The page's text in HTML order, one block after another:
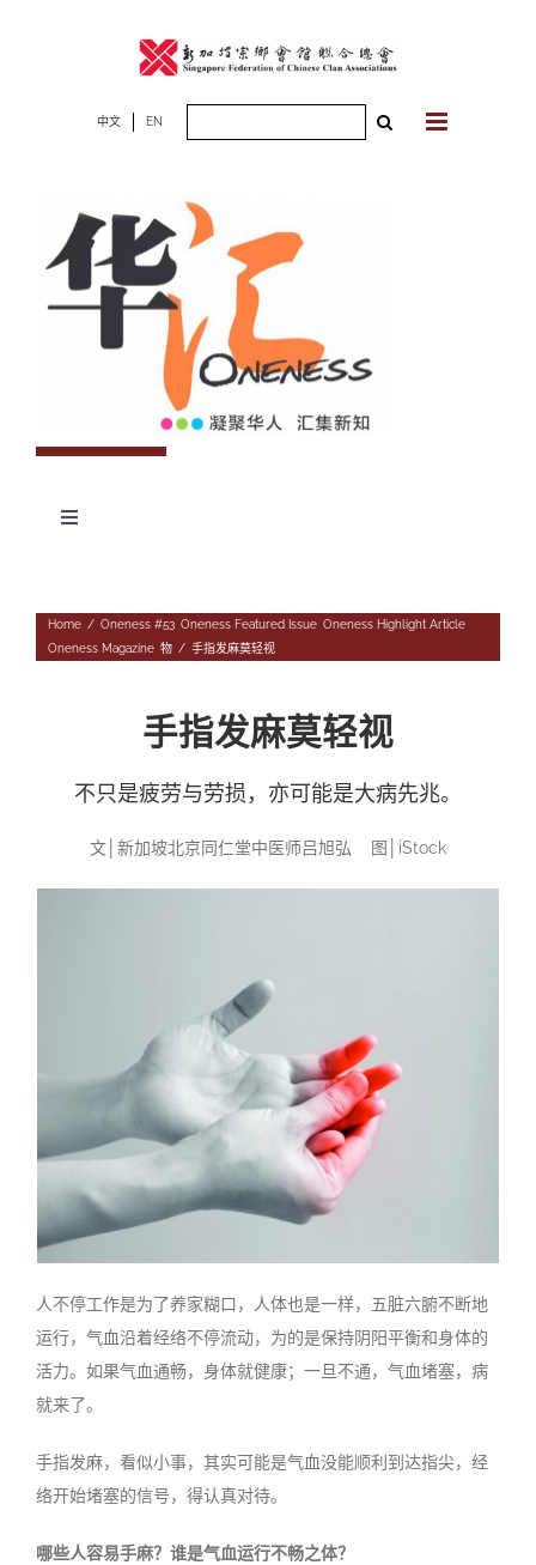
中文 EN
Toggle
人
往期杂志
第54期
编委会
Home / Oneness #53, Oneness Featured Issue, Oneness Highlight Article,
Oneness Magazine, 物 / 手指发麻莫轻视
手指发麻莫轻视
不只是疲劳与劳损，亦可能是大病先兆。
文 新加坡北京同仁堂中医师吕旭弘 图 │iStock
人不停工作是为了养家糊口，人体也是一样，五脏六腑不断地
运行，气血沿着经络不停流动，为的是保持阴阳平衡和身体的
活力。如果气血通畅，身体就健康；一旦不通，气血堵塞，病
就来了。
手指发麻，看似小事，其实可能是气血没能顺利到达指尖，经
络开始堵塞的信号，得认真对待。
哪些人容易手麻？谁是气血运行不畅之体？